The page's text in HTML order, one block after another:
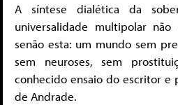
A síntese dialética da
universalidade multipolar
senão esta: um mundo sem
sem neuroses, sem
conhecido ensaio do escritor e
de Andrade.